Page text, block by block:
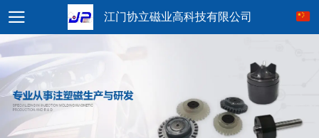
江门协立磁业高科技有限公司